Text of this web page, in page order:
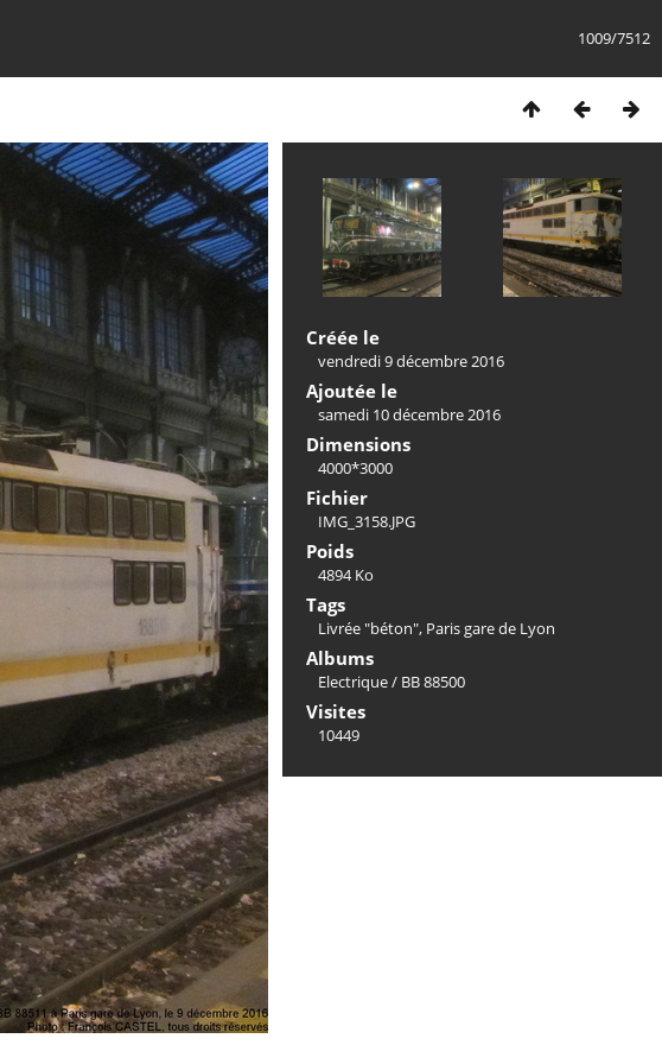
1009/7512
Créée le
vendredi 9 décembre 2016
Ajoutée le
samedi 10 décembre 2016
Dimensions
4000*3000
Fichier
IMG_3158.JPG
Poids
4894 Ko
Tags
Livrée "béton", Paris gare de Lyon
Albums
Electrique/ BB 88500
Visites
10449